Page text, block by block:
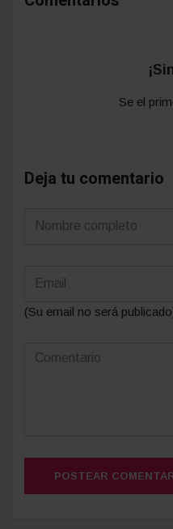
Se el
Deja tu comentario
(Su email no será
POSTEAR